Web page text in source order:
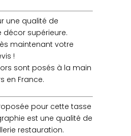
une qualité de
supérieure.
maintenant votre
!
sont posés à la main
en France.
pour cette tasse
est une qualité de
restauration.